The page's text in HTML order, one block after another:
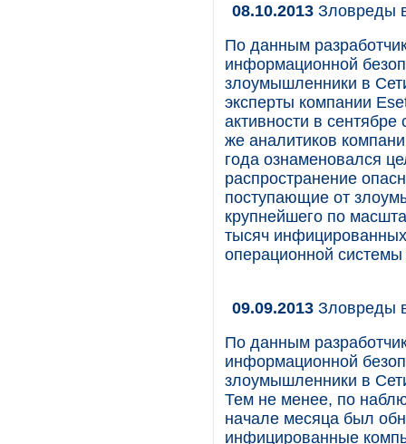
08.10.2013 Зловреды
По данным
информационной
злоумышленники в
эксперты компании
активности в
же аналитиков
года ознаменовался
распространение
поступающие от
крупнейшего по
тысяч
операционной
09.09.2013 Зловреды
По данным
информационной
злоумышленники в
Тем не менее, по
начале месяца был
инфицированные